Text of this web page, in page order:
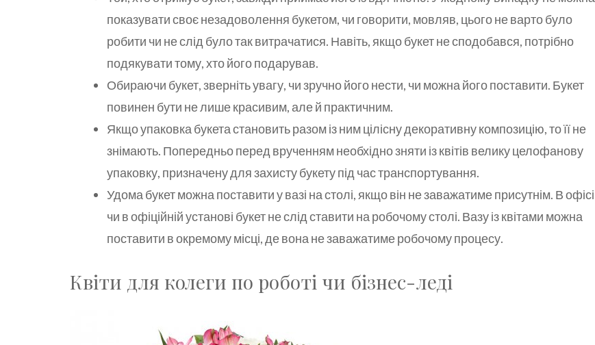
показувати своє незадоволення букетом, чи говорити, мовляв, цього не варто було
робити чи не слід було так витрачатися. Навіть, якщо букет не сподобався, потрібно
подякувати тому, хто його подарував.
Обираючи букет, зверніть увагу, чи зручно його нести, чи можна його поставити. Букет
повинен бути не лише красивим, але й практичним.
Якщо упаковка букета становить разом із ним цілісну декоративну композицію, то її не
знімають. Попередньо перед врученням необхідно зняти із квітів велику целофанову
упаковку, призначену для захисту букету під час транспортування.
Удома букет можна поставити у вазі на столі, якщо він не заважатиме присутнім. В офісі
чи в офіційній установі букет не слід ставити на робочому столі. Вазу із квітами можна
поставити в окремому місці, де вона не заважатиме робочому процесу.
Квіти для колеги по роботі чи бізнес-леді